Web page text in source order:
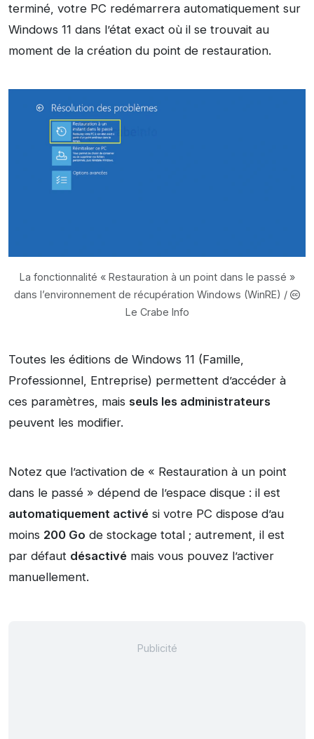
terminé, votre PC redémarrera automatiquement sur
Windows 11 dans l’état exact où il se trouvait au
moment de la création du point de restauration.
La fonctionnalité « Restauration à un point dans le passé »
dans l’environnement de récupération Windows (WinRE) /
Le Crabe Info
Toutes les éditions de Windows 11 (Famille,
Professionnel, Entreprise) permettent d’accéder à
ces paramètres, mais seuls les administrateurs
peuvent les modifier.
Notez que l’activation de « Restauration à un point
dans le passé » dépend de l’espace disque : il est
automatiquement activé si votre PC dispose d’au
moins 200 Go de stockage total ; autrement, il est
par défaut désactivé mais vous pouvez l’activer
manuellement.